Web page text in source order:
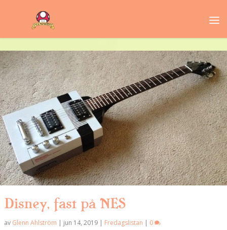
Disney, fast på NES
av Glenn Ahlström | jun 14, 2019 | Fredagslistan | 0